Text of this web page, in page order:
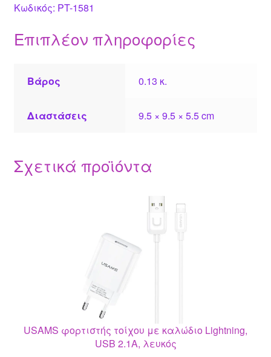
Κωδικός: PT-1581
Επιπλέον πληροφορίες
Βάρος 0.13 κ.
Διαστάσεις 9.5 × 9.5 × 5.5 cm
Σχετικά προϊόντα
USAMS φορτιστής τοίχου με καλώδιο Lightning,
USB 2.1A, λευκός